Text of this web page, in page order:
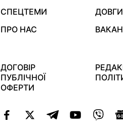
СПЕЦТЕМИ
ПРО НАС
ДОГОВІР
ПУБЛІЧНОЇ
ОФЕРТИ